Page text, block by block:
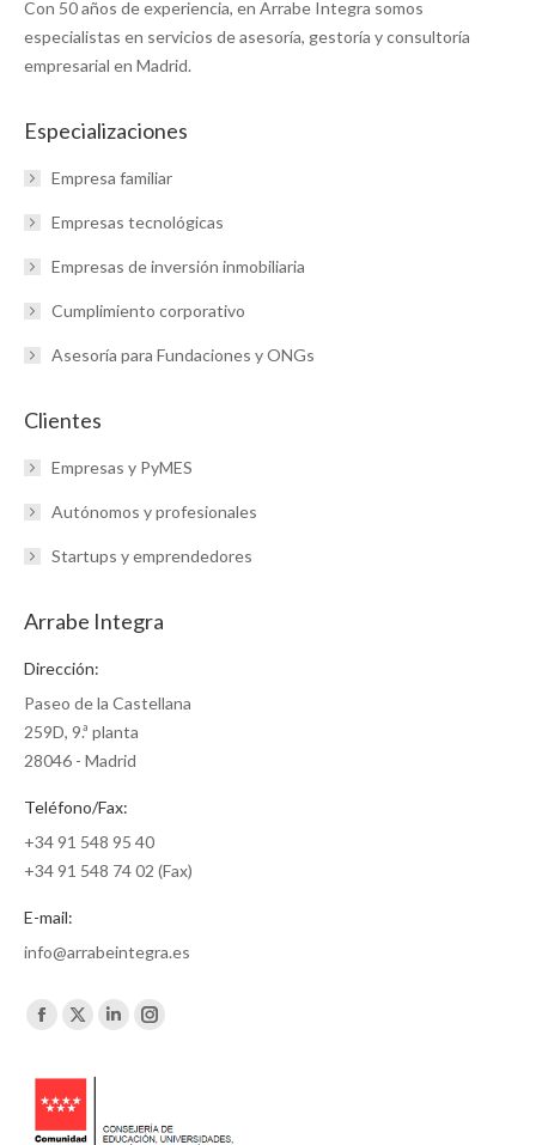
Con 50 años de experiencia, en Arrabe Integra somos
especialistas en servicios de asesoría, gestoría y consultoría
empresarial en Madrid.
Especializaciones
Empresa familiar
Empresas tecnológicas
Empresas de inversión inmobiliaria
Cumplimiento corporativo
Asesoría para Fundaciones y ONGs
Clientes
Empresas y PyMES
Autónomos y profesionales
Startups y emprendedores
Arrabe Integra
Dirección:
Paseo de la Castellana
259D, 9.ª planta
28046 - Madrid
Teléfono/Fax:
+34 91 548 95 40
+34 91 548 74 02 (Fax)
E-mail:
info@arrabeintegra.es
Encuéntranos en:
Facebook
X
Linkedin
in
Instagram
in